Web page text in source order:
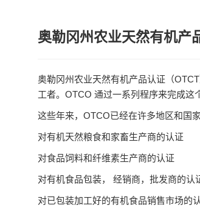
奥勒冈州农业天然有机产
奥勒冈州农业天然有机产品认证（
工者。OTCO 通过一系列程序来完成这
这些年来，OTCO已经在许多地区和国
对有机天然粮食和家畜生产商的认证
对食品饲料和纤维素生产商的认证
对有机食品包装， 经销商，批发商的认
对已包装加工好的有机食品销售市场的